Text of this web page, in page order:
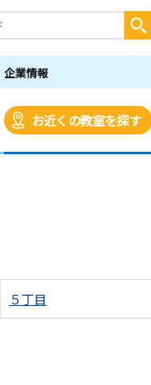
企業情報
お近くの教室を探す
５丁目